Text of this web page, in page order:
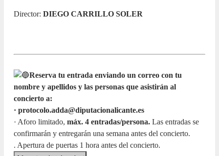
Director: DIEGO CARRILLO SOLER
Reserva tu entrada enviando un correo con tu
nombre y apellidos y las personas que asistirán al
concierto a:
· protocolo.adda@diputacionalicante.es
· Aforo limitado, máx. 4 entradas/persona. Las entradas se
confirmarán y entregarán una semana antes del concierto.
. Apertura de puertas 1 hora antes del concierto.